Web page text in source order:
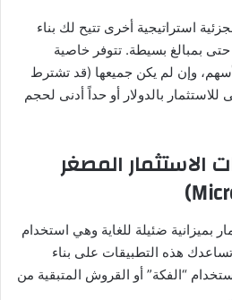
استراتيجية أخرى تتيح لك بناء
بمبالغ بسيطة. تتوفر خاصية
وإن لم يكن جميعها (قد تشترط
بالدولار أو حداً أدنى لحجم
الاستثمار المصغر
بميزانية ضئيلة للغاية وهي استخدام
هذه التطبيقات على بناء
“الفكة” أو القروش المتبقية من